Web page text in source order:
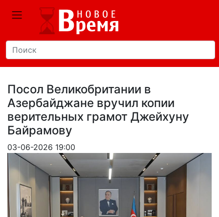
Посол Великобритании в
Азербайджане вручил копии
верительных грамот Джейхуну
Байрамову
03-06-2026 19:00